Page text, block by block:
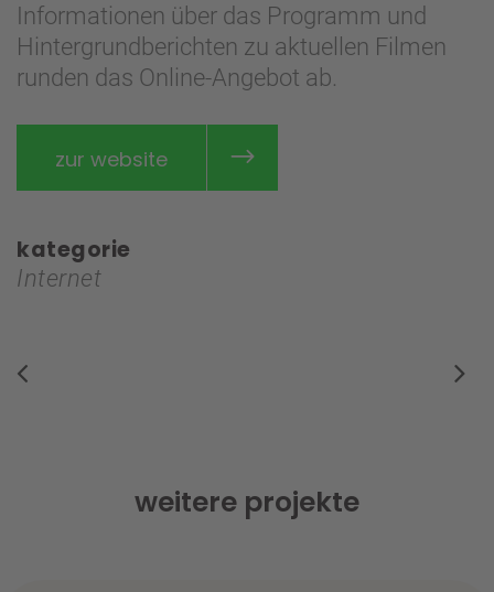
Informationen über das Programm und
Hintergrundberichten zu aktuellen Filmen
runden das Online-Angebot ab.
zur website
kategorie
Internet
weitere projekte